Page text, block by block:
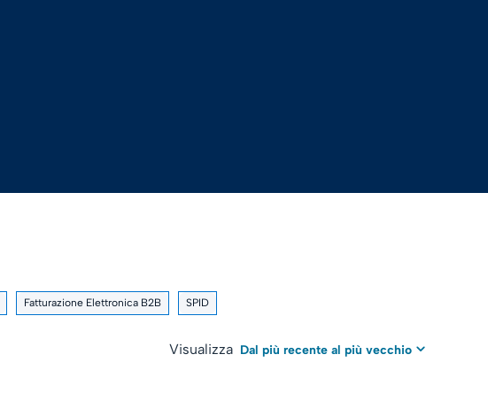
Fatturazione Elettronica B2B SPID
Visualizza Dal più recente al più vecchio